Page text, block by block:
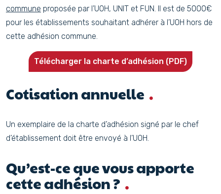
commune proposée par l’UOH, UNIT et FUN. Il est de 5000€
pour les établissements souhaitant adhérer à l’UOH hors de
cette adhésion commune.
Télécharger la charte d’adhésion (PDF)
Cotisation annuelle
Un exemplaire de la charte d’adhésion signé par le chef
d’établissement doit être envoyé à l’UOH.
Qu’est-ce que vous apporte
cette adhésion ?